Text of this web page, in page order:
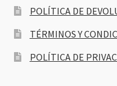
POLÍTICA DE
TÉRMINOS Y
POLÍTICA DE